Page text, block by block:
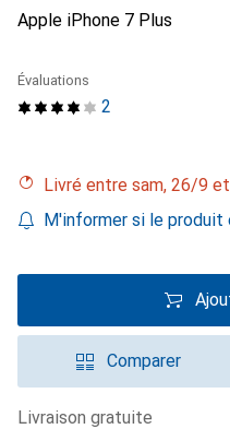
Apple iPhone 7 Plus
2
Évaluations
Livré entre sam, 26/9
M'informer si le
Comparer
livraison gratuite